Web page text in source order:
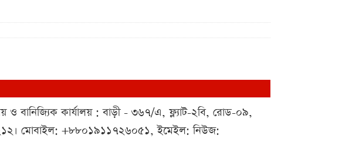
ও বানিজ্যিক কার্যালয় : বাড়ী - ৩৬৭/এ, ফ্ল্যাট-২বি, রোড-০৯,
মোবাইল: +৮৮০১৯১১৭২৬০৫১, ইমেইল: নিউজ: